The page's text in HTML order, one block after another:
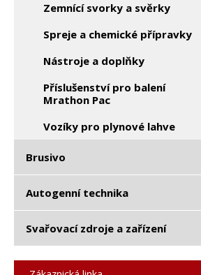
Zemnící svorky a svěrky
Spreje a chemické přípravky
Nástroje a doplňky
Příslušenství pro balení
Mrathon Pac
Vozíky pro plynové lahve
Brusivo
Autogenní technika
Svařovací zdroje a zařízení